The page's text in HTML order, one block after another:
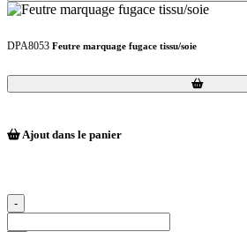
DPA8053 Feutre marquage fugace tissu/soie
Loading...
Loading...
Ajout dans le panier
-